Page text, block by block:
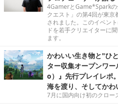
4GamerとGame*Sparkの
クエスト」の第4回が東京
されました。このイベン
ドを若手クリエイターに
ます。
かわいい生き物と"ひ
ター収集オープンワ
o）』先行プレイレポ
海を渡り、そしてか
7月に国内向け初のクロー